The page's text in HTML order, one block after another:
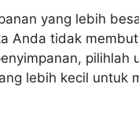
yang lebih
Anda tidak
pilihlah
lebih kecil untuk